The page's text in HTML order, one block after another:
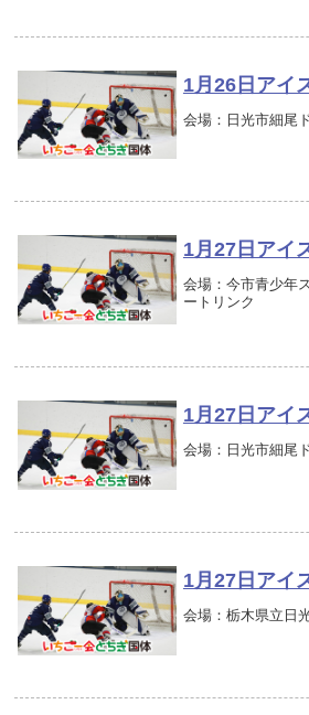
1月26日アイ
会場：日光市細尾
1月27日アイ
会場：今市青少年
ートリンク
1月27日アイ
会場：日光市細尾
1月27日アイ
会場：栃木県立日